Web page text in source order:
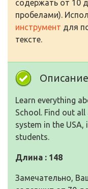
содержать от 10
пробелами).
инструмент для
тексте.
Learn everything
School. Find out
system in the USA,
students.
Длина : 148
Замечательно,